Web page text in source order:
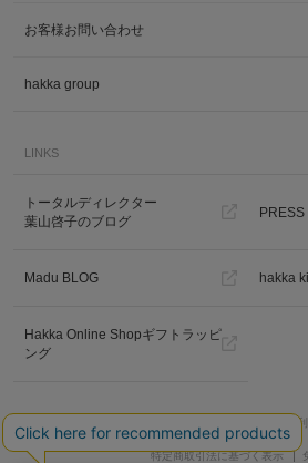
お客様お問い合わせ
hakka group
LINKS
トータルディレクター
葉山啓子のブログ
PRESS
Madu BLOG hakka
Hakka Online Shopギフトラッピ
ング
ご
特定商取引法に基づく表示